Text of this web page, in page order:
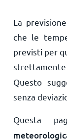
La
che le
previsti per
Questo
senza
Questa